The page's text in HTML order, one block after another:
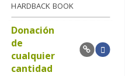
HARDBACK BOOK
Donación
de
cualquier
cantidad